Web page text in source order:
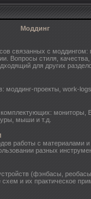
Моддинг
связанных с
Вопросы стиля,
для других
моддинг-проекты, work-
комплектующих:
мыши и т.д.
работы с материалами
разных
(фэнбасы,
и их практическое